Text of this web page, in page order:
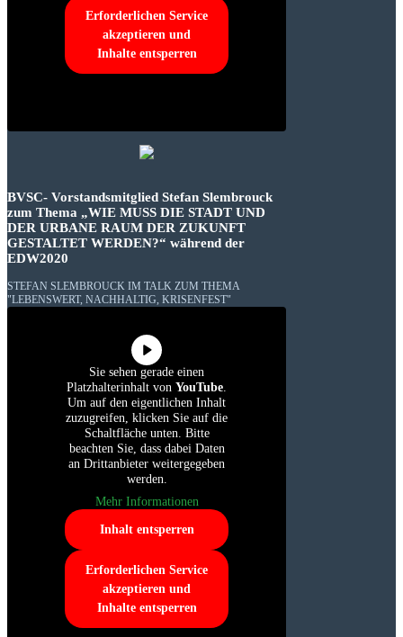
Erforderlichen Service
akzeptieren und
Inhalte entsperren
BVSC- Vorstandsmitglied Stefan Slembrouck
zum Thema „WIE MUSS DIE STADT UND
DER URBANE RAUM DER ZUKUNFT
GESTALTET WERDEN?“ während der
EDW2020
STEFAN SLEMBROUCK IM TALK ZUM THEMA
"LEBENSWERT, NACHHALTIG, KRISENFEST"
Sie sehen gerade einen
Platzhalterinhalt von YouTube.
Um auf den eigentlichen Inhalt
zuzugreifen, klicken Sie auf die
Schaltfläche unten. Bitte
beachten Sie, dass dabei Daten
an Drittanbieter weitergegeben
werden.
Mehr Informationen
Inhalt entsperren
Erforderlichen Service
akzeptieren und
Inhalte entsperren